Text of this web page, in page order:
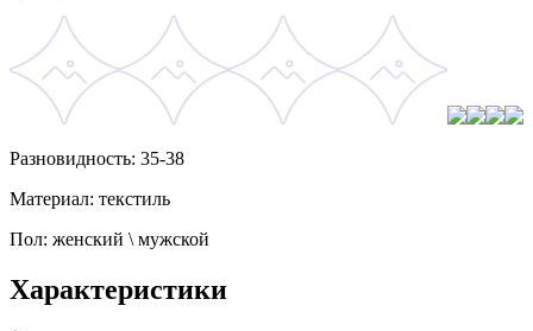
Разновидность: 35-38
Материал: текстиль
Пол: женский \ мужской
Характеристики